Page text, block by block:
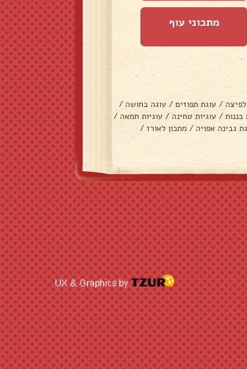
מתכוני עוף
/ עוגת תפוזים / עוגה בחושה /
בננות / עוגיות טחינה / עוגיות חמאה /
גבינה אפויה / מתכון לאורז /